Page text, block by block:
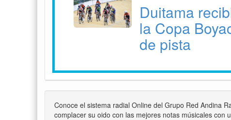
Duitama
la Copa
de pista
Conoce el sistema radial Online del Grupo Red Andina
complacer su oido con las mejores notas músicales con